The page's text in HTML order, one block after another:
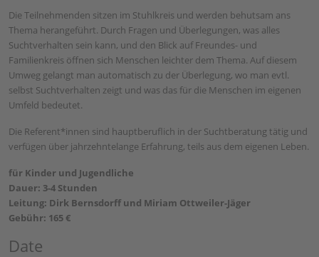
Die Teilnehmenden sitzen im Stuhlkreis und werden behutsam ans
Thema herangeführt. Durch Fragen und Überlegungen, was alles
Suchtverhalten sein kann, und den Blick auf Freundes- und
Familienkreis öffnen sich Menschen leichter dem Thema. Auf diesem
Umweg gelangt man automatisch zu der Überlegung, wo man evtl.
selbst Suchtverhalten zeigt und was das für die Menschen im eigenen
Umfeld bedeutet.
Die Referent*innen sind hauptberuflich in der Suchtberatung tätig und
verfügen über jahrzehntelange Erfahrung, teils aus dem eigenen Leben.
für Kinder und Jugendliche
Dauer: 3-4 Stunden
Leitung: Dirk Bernsdorff und Miriam Ottweiler-Jäger
Gebühr: 165 €
Date